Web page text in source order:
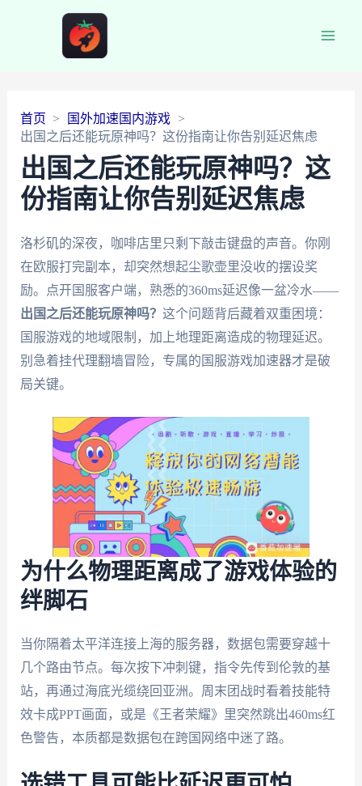
首页
国外加速国内游戏
出国之后还能玩原神吗？这份指南让你告别延迟焦虑
出国之后还能玩原神吗？这
份指南让你告别延迟焦虑
洛杉矶的深夜，咖啡店里只剩下敲击键盘的声音。你刚
在欧服打完副本，却突然想起尘歌壶里没收的摆设奖
励。点开国服客户端，熟悉的360ms延迟像一盆冷水——
出国之后还能玩原神吗？ 这个问题背后藏着双重困境：
国服游戏的地域限制，加上地理距离造成的物理延迟。
别急着挂代理翻墙冒险，专属的国服游戏加速器才是破
局关键。
为什么物理距离成了游戏体验的
绊脚石
当你隔着太平洋连接上海的服务器，数据包需要穿越十
几个路由节点。每次按下冲刺键，指令先传到伦敦的基
站，再通过海底光缆绕回亚洲。周末团战时看着技能特
效卡成PPT画面，或是《王者荣耀》里突然跳出460ms红
色警告，本质都是数据包在跨国网络中迷了路。